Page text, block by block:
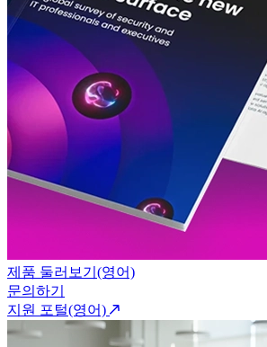
제품 둘러보기(영어)
문의하기
지원 포털(영어)